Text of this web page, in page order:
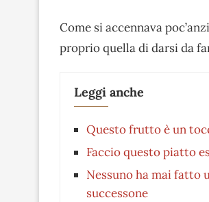
Come si accennava
proprio quella di darsi da
Leggi anche
Questo frutto è un
Faccio questo piatto
Nessuno ha mai fatto
successone